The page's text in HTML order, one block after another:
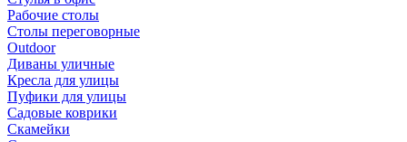
Рабочие столы
Столы переговорные
Outdoor
Диваны уличные
Кресла для улицы
Пуфики для улицы
Садовые коврики
Скамейки